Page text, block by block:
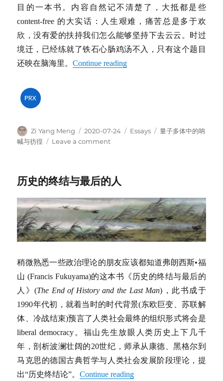
目的一本书。内容自然记不清楚了，大抵都是些
content-free 的大实话：人生艰难，痛苦总是多于欢
欣，没有爱的扶持我们怎么能够坚持下去云云。时过
境迁，已经练就了铁石心肠鸡汤不入，只有这个题目
还映在脑海里。Continue reading
Author
Zi Yang Meng
Posted
on
2020-07-24 Categories
Essays Tags
量子多体中的呐
喊与彷徨
Leave a commenton
有
少
爱
历史的终结与最后的人
稍微熟悉一些政治理论的朋友应该都知道弗朗西斯•福
山 (Francis Fukuyama)的这本书《历史的终结与最后的
人》(The End of History and the Last Man)，此书成于
1990年代初，就着当时的时代背景(东欧巨变、苏联解
体、冷战结束)预言了人类社会最终的组织形式将会是
liberal democracy。福山先生放眼人类历史上下几千
年，剖析波澜壮阔的20世纪，师承从康德、黑格尔到
马克思的德国古典哲学与人类社会发展阶段理论，提
出“历史终结论”。Continue reading